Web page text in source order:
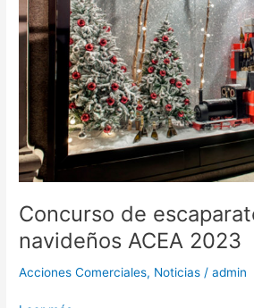
Concurso de
navideños ACEA 2023
Acciones Comerciales, Noticias /admin
navideños
ACEA
2023